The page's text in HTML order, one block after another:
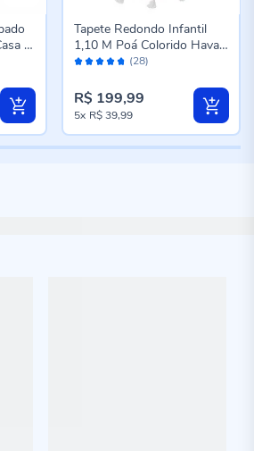
-
Avaliação: (28)
Tapete Redondo Infantil
1,10 M Poá Colorido Havan
Casa - Off White Color
R$ 199,99
5x R$ 39,99